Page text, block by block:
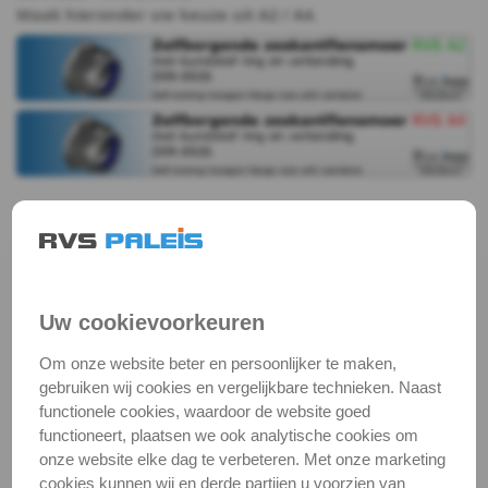
982
DIN
6926
DIN
A2
DIN
6926
-
Maak hieronder uw keuze uit A2 / A4.
Zelfborgende zeskantflensmoer | DIN
6926
Zelfborgende moeren klemmen zichzelf op het
schroefdraad van de bout. Deze borging wordt
verkregen middels een kunststof ring in de moer. De
zeskantflensmoer onderscheidt zich van de standaard
zelfborgende zeskantmoer door de flens aan de
onderzijde van de moer. Deze vergroot het
oplegoppervlak van de moer. Zelfborgende moeren
Uw cookievoorkeuren
Om onze website beter en persoonlijker te maken,
gebruiken wij cookies en vergelijkbare technieken. Naast
functionele cookies, waardoor de website goed
functioneert, plaatsen we ook analytische cookies om
onze website elke dag te verbeteren. Met onze marketing
cookies kunnen wij en derde partijen u voorzien van